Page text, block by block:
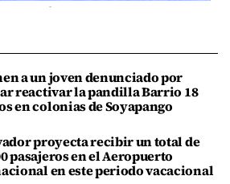
a un joven denunciado por
reactivar la pandilla Barrio 18
en colonias de Soyapango
proyecta recibir un total de
pasajeros en el Aeropuerto
en este periodo vacacional